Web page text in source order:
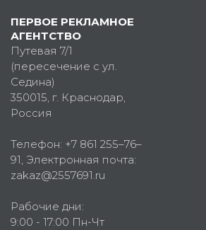
ПЕРВОЕ РЕКЛАМНОЕ
АГЕНТСТВО
Путевая 7/1
(пересечение с ул.
Седина)
350015, г. Краснодар,
Россия
Телефон: +7 861 255–76–
91, Электронная почта:
zakaz@2557691.ru
Рабочие дни:
9:00 - 17:00 Пн-Чт